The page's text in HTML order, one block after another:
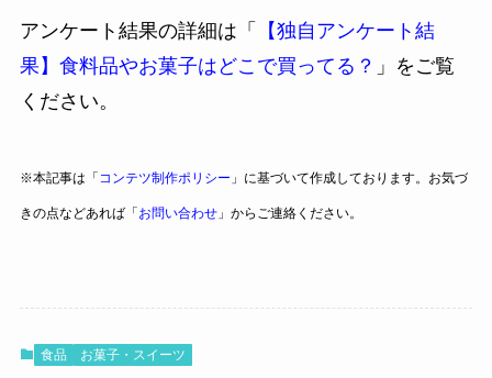
アンケート結果の詳細は「
【独自アンケート結
果】食料品やお菓子はどこで買ってる？ 」をご覧
ください。
※本記事は「 コンテツ制作ポリシー 」に基づいて作成しております。お気づ
きの点などあれば「 お問い合わせ」からご連絡ください。
食品 お菓子・スイーツ